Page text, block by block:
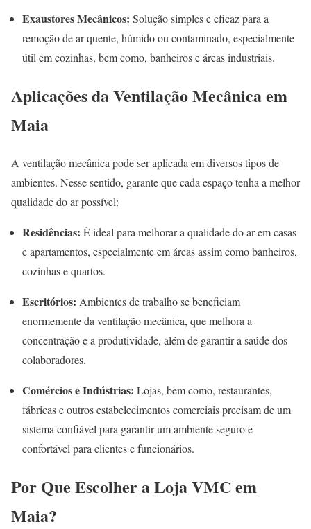
Exaustores Mecânicos: Solução simples e eficaz para a
remoção de ar quente, húmido ou contaminado, especialmente
útil em cozinhas, bem como, banheiros e áreas industriais.
Aplicações da Ventilação Mecânica em
Maia
A ventilação mecânica pode ser aplicada em diversos tipos de
ambientes. Nesse sentido, garante que cada espaço tenha a melhor
qualidade do ar possível:
Residências: É ideal para melhorar a qualidade do ar em casas
e apartamentos, especialmente em áreas assim como banheiros,
cozinhas e quartos.
Escritórios: Ambientes de trabalho se beneficiam
enormemente da ventilação mecânica, que melhora a
concentração e a produtividade, além de garantir a saúde dos
colaboradores.
Comércios e Indústrias: Lojas, bem como, restaurantes,
fábricas e outros estabelecimentos comerciais precisam de um
sistema confiável para garantir um ambiente seguro e
confortável para clientes e funcionários.
Por Que Escolher a Loja VMC em
Maia?